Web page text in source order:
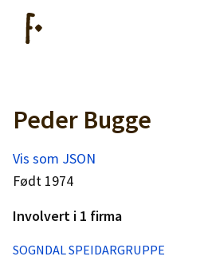
Artikler
Hjelp
Kjøpe lister
Peder Bugge
Vis som JSON
Født 1974
Involvert i 1 firma
SOGNDAL SPEIDARGRUPPE